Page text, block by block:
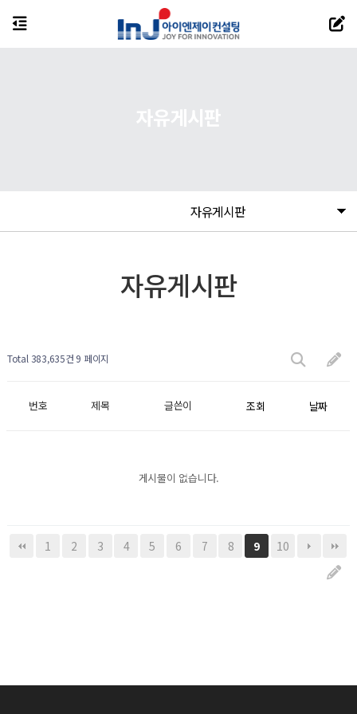
자유게시판
자유게시판
Total 383,635건 9 페이지
번호 제목 글쓴이 조회 날짜
게시물이 없습니다.
1 2 3 4 5 6 7 8 9 10